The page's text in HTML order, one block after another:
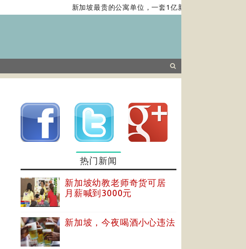
新加坡最贵的公寓单位，一套1亿新元，带你去看……
热门新闻
新加坡幼教老师奇货可居
月薪喊到3000元
新加坡，今夜喝酒小心违法